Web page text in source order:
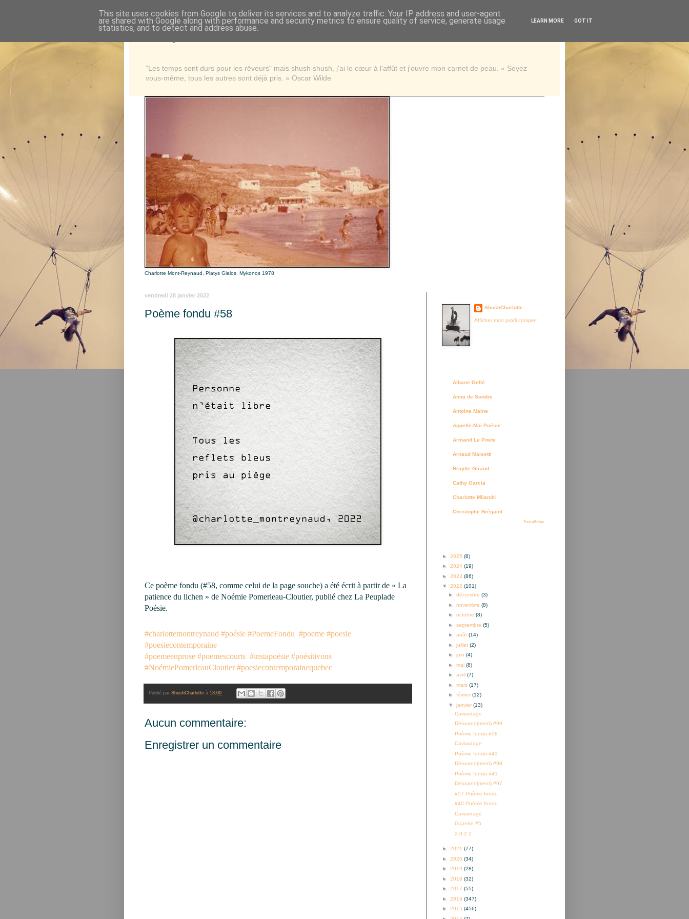
"Les temps sont durs pour les rêveurs" mais shush shush, j'ai le cœur à l'affût et j'ouvre mon carnet de peau. « Soyez
vous-même, tous les autres sont déjà pris. » Oscar Wilde
Charlotte Mont-Reynaud, Platys Gialos, Mykonos 1978
vendredi 28 janvier 2022
Poème fondu #58
Ce poème fondu (#58, comme celui de la page souche) a été écrit à partir de « La
patience du lichen » de Noémie Pomerleau-Cloutier, publié chez La Peuplade
Poésie.
#charlottemontreynaud #poésie #PoemeFondu #poeme #poesie
#poesiecontemporaine
#poemeenprose #poemescourts #instapoésie #poésitivons
#NoémiePomerleauCloutier #poesiecontemporainequebec
Publié par ShushCharlotte à 13:00
Aucun commentaire:
Enregistrer un commentaire
ShushCharlotte
Afficher mon profil complet
Albane Gellé
Anna de Sandre
Antoine Maine
Appelle-Moi Poésie
Armand Le Poete
Arnaud Maisetti
Brigitte Giraud
Cathy Garcia
Charlotte Milandri
Christophe Brégaint
Tout afficher
► 2025 (8)
► 2024 (19)
► 2023 (86)
▼ 2022 (101)
► décembre (3)
► novembre (8)
► octobre (8)
► septembre (5)
► août (14)
► juillet (2)
► juin (4)
► mai (8)
► avril (7)
► mars (17)
► février (12)
▼ janvier (13)
Caviardage
Détourne(ment) #99
Poème fondu #58
Caviardage
Poème fondu #43
Détourne(ment) #98
Poème fondu #41
Détourne(ment) #97
#57 Poème fondu
#40 Poème fondu
Caviardage
Gazette #5
2.0.2.2
► 2021 (77)
► 2020 (34)
► 2019 (28)
► 2018 (32)
► 2017 (55)
► 2016 (347)
► 2015 (456)
This site uses cookies from Google to deliver its services and to analyze traffic. Your IP address and user-agent
are shared with Google along with performance and security metrics to ensure quality of service, generate usage
statistics, and to detect and address abuse.
LEARN MORE GOT IT